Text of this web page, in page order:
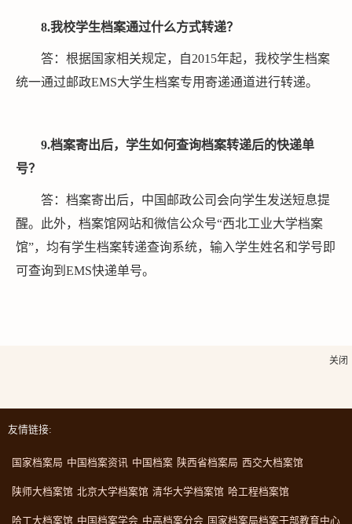
8.我校学生档案通过什么方式转递？
答：根据国家相关规定，自2015年起，我校学生档案
统一通过邮政EMS大学生档案专用寄递通道进行转递。
9.档案寄出后， 学生如何查询档案转递后的快递单
号？
答：档案寄出后，中国邮政公司会向学生发送短息提
醒。此外，档案馆网站和微信公众号“西北工业大学档案
馆”，均有学生档案转递查询系统，输入学生姓名和学号即
可查询到EMS快递单号。
关闭
友情链接:
国家档案局 中国档案资讯 中国档案 陕西省档案局 西交大档案馆
陕师大档案馆 北京大学档案馆 清华大学档案馆 哈工程档案馆
哈工大档案馆 中国档案学会 中高档案分会 国家档案局档案干部教育中心